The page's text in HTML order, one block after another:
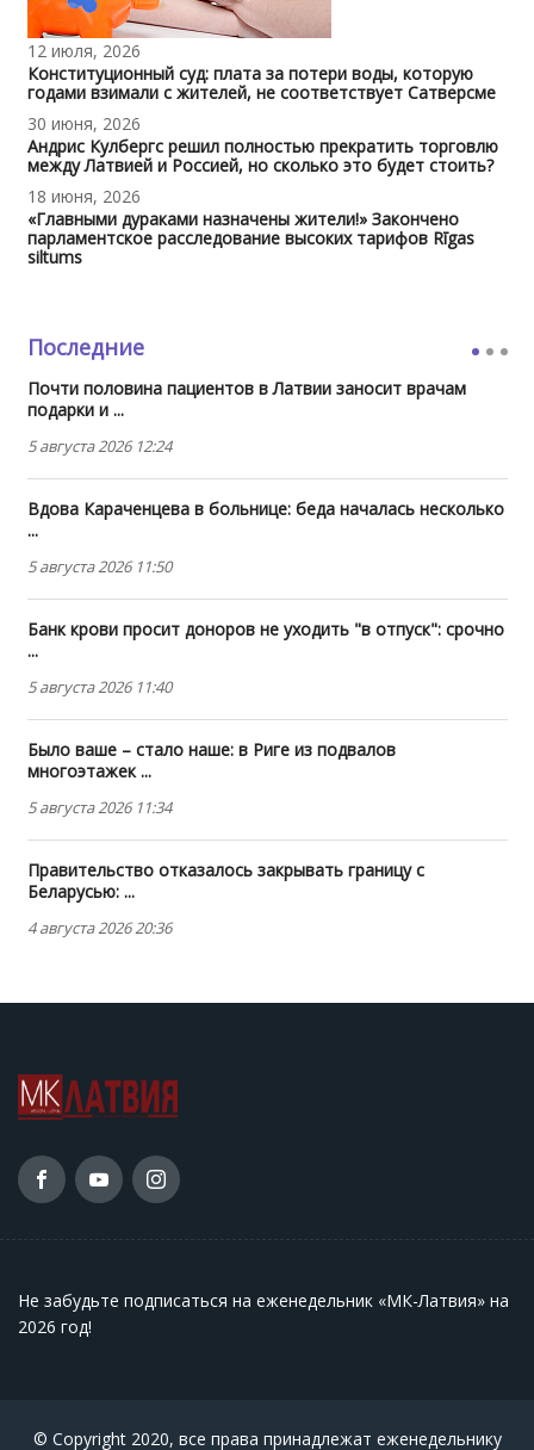
12 июля, 2026
Конституционный суд: плата за потери воды, которую
годами взимали с жителей, не соответствует Сатверсме
30 июня, 2026
Андрис Кулбергс решил полностью прекратить торговлю
между Латвией и Россией, но сколько это будет стоить?
18 июня, 2026
«Главными дураками назначены жители!» Закончено
парламентское расследование высоких тарифов Rīgas
siltums
Последние
Почти половина пациентов в Латвии заносит врачам
подарки и ...
5 августа 2026 12:24
Вдова Караченцева в больнице: беда началась несколько
...
5 августа 2026 11:50
Банк крови просит доноров не уходить "в отпуск": срочно
...
5 августа 2026 11:40
Было ваше – стало наше: в Риге из подвалов
многоэтажек ...
5 августа 2026 11:34
Правительство отказалось закрывать границу с
Беларусью: ...
4 августа 2026 20:36
Не забудьте подписаться на еженедельник «МК-Латвия» на
2026 год!
© Copyright 2020, все права принадлежат еженедельнику